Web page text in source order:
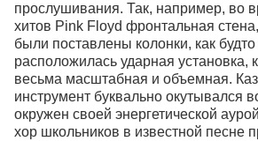
прослушивания. Так, например, во
хитов Pink Floyd фронтальная
были поставлены колонки, как
расположилась ударная установка,
весьма масштабная и объемная.
инструмент буквально окутывался
окружен своей энергетической
хор школьников в известной песне